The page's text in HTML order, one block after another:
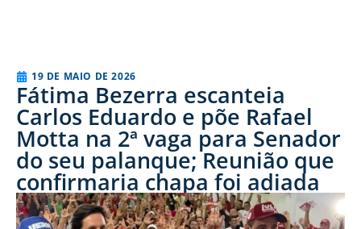
19 DE MAIO DE 2026
Fátima Bezerra escanteia
Carlos Eduardo e põe Rafael
Motta na 2ª vaga para Senador
do seu palanque; Reunião que
confirmaria chapa foi adiada